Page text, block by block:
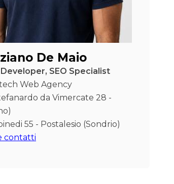
De Maio
SEO Specialist
Web Agency
da Vimercate 28 -
55 - Postalesio (Sondrio)
contatti